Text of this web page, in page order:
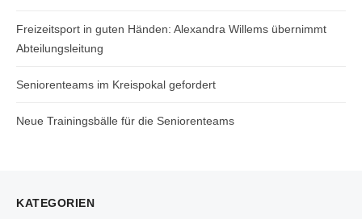
Freizeitsport in guten Händen: Alexandra Willems übernimmt
Abteilungsleitung
Seniorenteams im Kreispokal gefordert
Neue Trainingsbälle für die Seniorenteams
KATEGORIEN